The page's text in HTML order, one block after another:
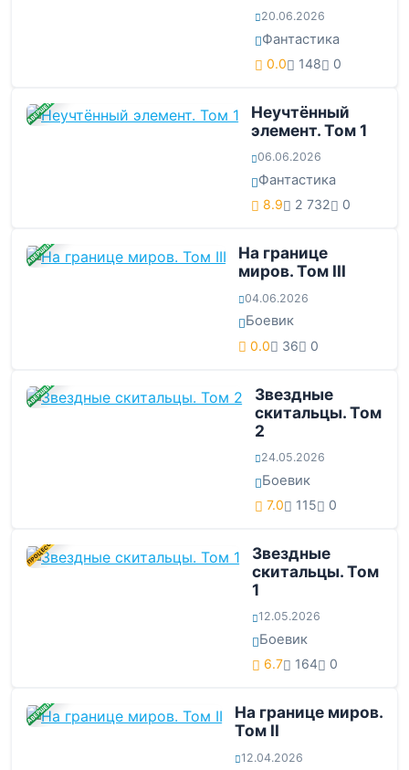
20.06.2026
Фантастика
0.0 148 0
ЗАВЕРШЕНА
Неучтённый
элемент. Том 1
06.06.2026
Фантастика
8.9 2 732 0
ЗАВЕРШЕНА
На границе
миров. Том III
04.06.2026
Боевик
0.0 36 0
ЗАВЕРШЕНА
Звездные
скитальцы. Том
2
24.05.2026
Боевик
7.0 115 0
В ПРОЦЕССЕ
Звездные
скитальцы. Том
1
12.05.2026
Боевик
6.7 164 0
ЗАВЕРШЕНА
На границе миров.
Том II
12.04.2026